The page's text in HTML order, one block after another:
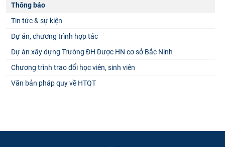
Thông báo
Tin tức & sự kiện
Dự án, chương trình hợp tác
Dự án xây dựng Trường ĐH Dược HN cơ sở Bắc Ninh
Chương trình trao đổi học viên, sinh viên
Văn bản pháp quy về HTQT